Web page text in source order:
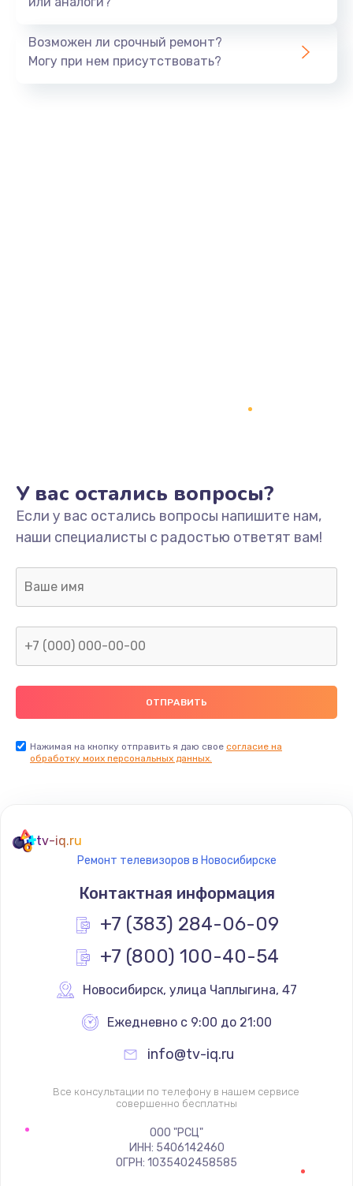
550 руб.
Не включается
1400 руб.
Заказать
800 руб.
400 руб.
Не реагирует на кнопки
Не сопряжается с устройством
Помехи и искажение звука
Заказать
1400 руб.
Заказать
Восстановление цепи питания, пайка
880 руб.
Возможен ли срочный ремонт?
Могу при нем присутствовать?
У вас остались вопросы?
Если у вас остались вопросы напишите нам,
наши специалисты с радостью ответят вам!
Нажимая на кнопку отправить я даю свое согласие на
обработку моих персональных данных.
tv-iq.ru
Ремонт телевизоров в Новосибирске
Контактная информация
+7 (383) 284-06-09
+7 (800) 100-40-54
Новосибирск, улица Чаплыгина, 47
Ежедневно с 9:00 до 21:00
info@tv-iq.ru
Все консультации по телефону в нашем сервисе
совершенно бесплатны
ООО "РСЦ"
ИНН: 5406142460
ОГРН: 1035402458585